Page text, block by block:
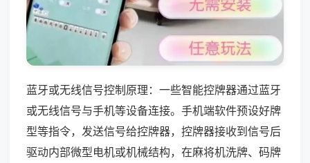
蓝牙或无线信号控制原理：一些智能控牌器通过蓝牙
或无线信号与手机等设备连接。手机端软件预设好牌
型等指令，发送信号给控牌器，控牌器接收到信号后
驱动内部微型电机或机械结构，在麻将机洗牌、码牌